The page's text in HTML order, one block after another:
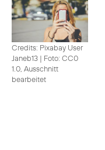
Credits: Pixabay User
Janeb13 | Foto: CC0
1.0, Ausschnitt
bearbeitet